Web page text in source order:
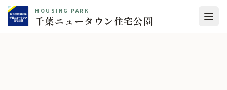
HOUSING PARK
千葉ニュータウン住宅公園